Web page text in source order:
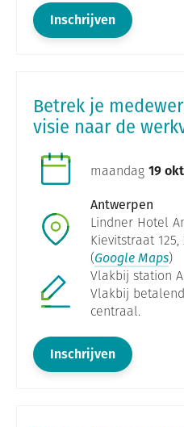
Inschrijven
Betrek je
visie naar de
maandag 19
Antwerpen
Lindner Hotel
Kievitstraat
(Google Maps)
Vlakbij station
Vlakbij
centraal.
Inschrijven